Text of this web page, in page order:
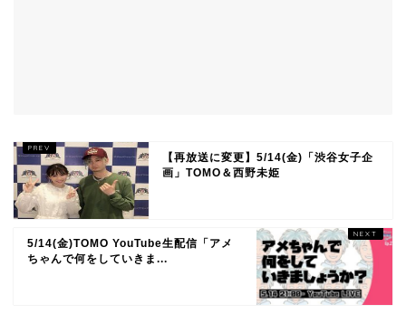
【再放送に変更】5/14(金)「渋谷女子企
画」TOMO＆西野未姫
5/14(金)TOMO YouTube生配信「アメ
ちゃんで何をしていきま...